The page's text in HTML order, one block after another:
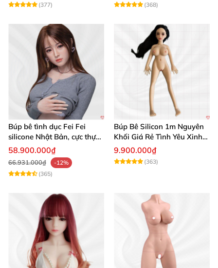
(377)
(368)
Búp bê tình dục Fei Fei
silicone Nhật Bản, cực thực,
giá tốt
58.900.000₫
66.931.000₫
-12%
(365)
Búp Bê Silicon 1m Nguyên
Khối Giá Rẻ Tình Yêu Xinh
Đẹp
9.900.000₫
(363)